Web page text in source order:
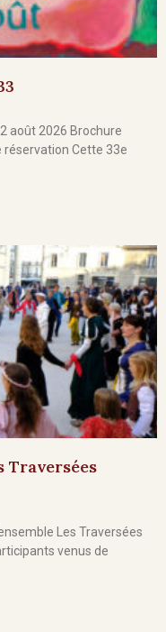
août 2026 Brochure
réservation Cette 33e
Traversées
Les Traversées
venus de